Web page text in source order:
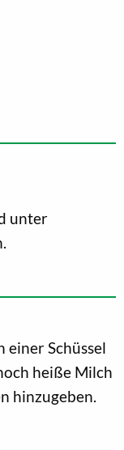
unter
einer Schüssel
heiße Milch
hinzugeben.